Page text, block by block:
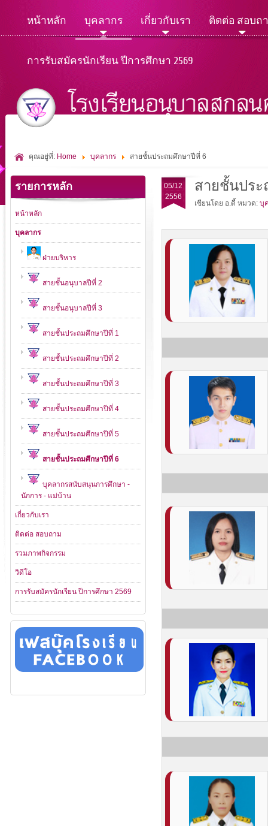
หน้าหลัก บุคลากร เกี่ยวกับเรา ติดต่อ สอบถ
การรับสมัครนักเรียน ปีการศึกษา 2569
คุณอยู่ที่: Home บุคลากร สายชั้นประถมศึกษาปีที่ 6
05/12
2556
สายชั้นปร
เขียนโดย อ.ดี้ หมวด: บุ
รายการหลัก
หน้าหลัก
บุคลากร
ฝ่ายบริหาร
สายชั้นอนุบาลปีที่ 2
สายชั้นอนุบาลปีที่ 3
สายชั้นประถมศึกษาปีที่ 1
สายชั้นประถมศึกษาปีที่ 2
สายชั้นประถมศึกษาปีที่ 3
สายชั้นประถมศึกษาปีที่ 4
สายชั้นประถมศึกษาปีที่ 5
สายชั้นประถมศึกษาปีที่ 6
บุคลากรสนับสนุนการศึกษา -
นักการ - แม่บ้าน
เกี่ยวกับเรา
ติดต่อ สอบถาม
รวมภาพกิจกรรม
วิดีโอ
การรับสมัครนักเรียน ปีการศึกษา 2569